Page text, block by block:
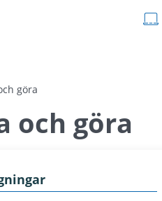
göra
och göra